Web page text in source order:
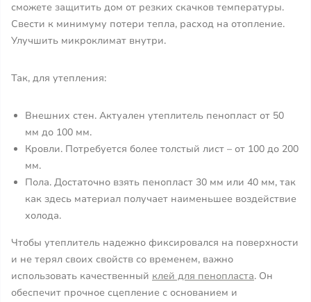
сможете защитить дом от резких скачков температуры.
Свести к минимуму потери тепла, расход на отопление.
Улучшить микроклимат внутри.
Так, для утепления:
Внешних стен. Актуален утеплитель пенопласт от 50
мм до 100 мм.
Кровли. Потребуется более толстый лист – от 100 до 200
мм.
Пола. Достаточно взять пенопласт 30 мм или 40 мм, так
как здесь материал получает наименьшее воздействие
холода.
Чтобы утеплитель надежно фиксировался на поверхности
и не терял своих свойств со временем, важно
использовать качественный клей для пенопласта. Он
обеспечит прочное сцепление с основанием и